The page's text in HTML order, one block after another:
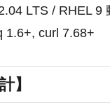
LTS / RHEL 9
1.6+, curl 7.68+
】